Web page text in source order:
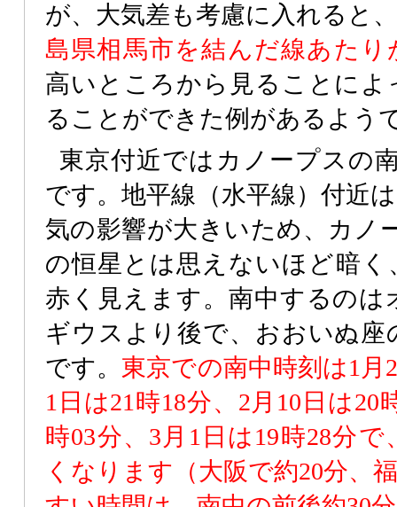
が、大気差も考慮に入れると、
島県相馬市を結んだ線あたり
高いところから見ることに
ることができた例があるよう
東京付近ではカノープスの
です。地平線（水平線）付近
気の影響が大きいため、カノ
の恒星とは思えないほど暗
赤く見えます。南中するの
ギウスより後で、おおいぬ
です。 東京での南中時刻は1月
1日は21時18分、2月10日は20
時03分、3月1日は19時28分
くなります（大阪で約20分、